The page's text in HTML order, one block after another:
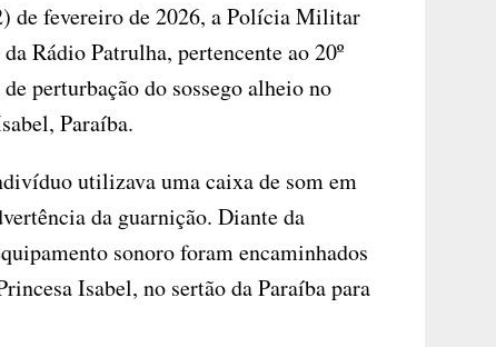
de fevereiro de 2026, a Polícia Militar
Rádio Patrulha, pertencente ao 20º
perturbação do sossego alheio no
Paraíba.
utilizava uma caixa de som em
da guarnição. Diante da
sonoro foram encaminhados
Isabel, no sertão da Paraíba para